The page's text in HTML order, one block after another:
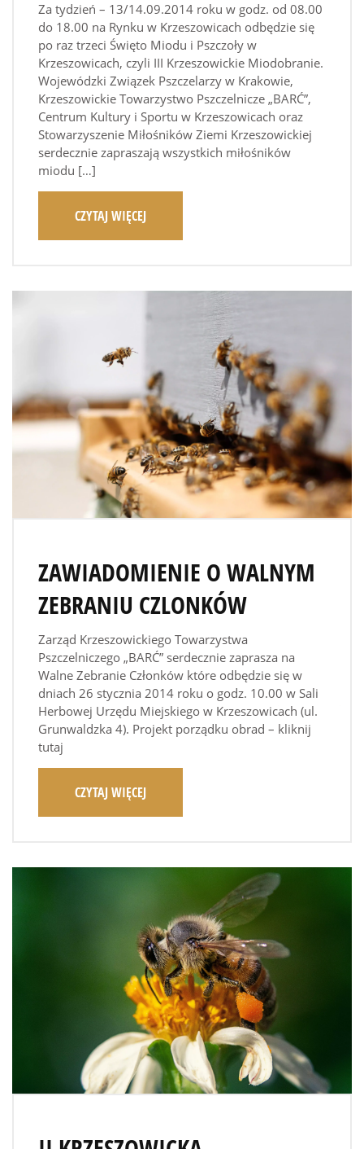
Za tydzień – 13/14.09.2014 roku w godz. od 08.00
do 18.00 na Rynku w Krzeszowicach odbędzie się
po raz trzeci Święto Miodu i Pszczoły w
Krzeszowicach, czyli III Krzeszowickie Miodobranie.
Wojewódzki Związek Pszczelarzy w Krakowie,
Krzeszowickie Towarzystwo Pszczelnicze „BARĆ”,
Centrum Kultury i Sportu w Krzeszowicach oraz
Stowarzyszenie Miłośników Ziemi Krzeszowickiej
serdecznie zapraszają wszystkich miłośników
miodu […]
CZYTAJ WIĘCEJ
ZAWIADOMIENIE O WALNYM
ZEBRANIU CZLONKÓW
Zarząd Krzeszowickiego Towarzystwa
Pszczelniczego „BARĆ” serdecznie zaprasza na
Walne Zebranie Członków które odbędzie się w
dniach 26 stycznia 2014 roku o godz. 10.00 w Sali
Herbowej Urzędu Miejskiego w Krzeszowicach (ul.
Grunwaldzka 4). Projekt porządku obrad – kliknij
tutaj
CZYTAJ WIĘCEJ